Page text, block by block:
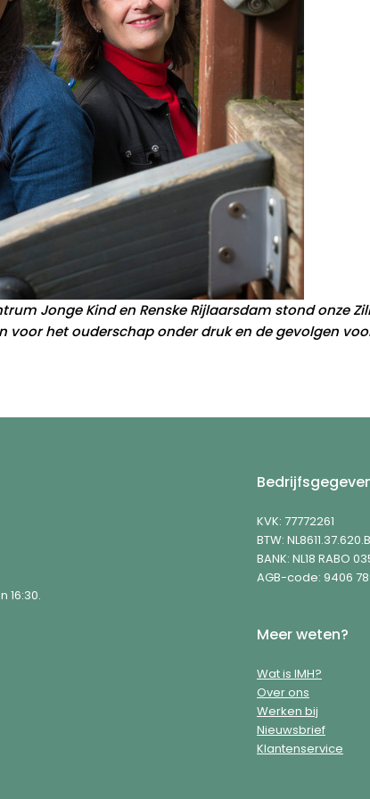
Jonge Kind en Renske Rijlaarsdam stond onze
het ouderschap onder druk en de gevolgen
16:30.
KVK: 77772261
BTW:
BANK: NL18 RABO
AGB-code: 9406
Meer weten?
Wat is IMH?
Over ons
Werken bij
Nieuwsbrief
Klantenservice